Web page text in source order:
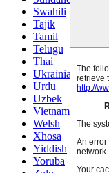
Swahili
Tajik
Tamil
Telugu
Thai
Ukrainian
Urdu
Uzbek
Vietnamese
Welsh
Xhosa
Yiddish
Yoruba